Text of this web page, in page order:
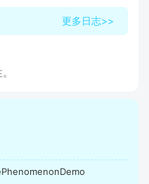
更多日志>>